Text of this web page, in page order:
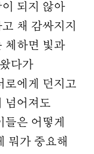
되지 않아
채 감싸지지
체하면 빛과
다가
로에게 던지고
넘어져도
은 어떻게
뭐가 중요해